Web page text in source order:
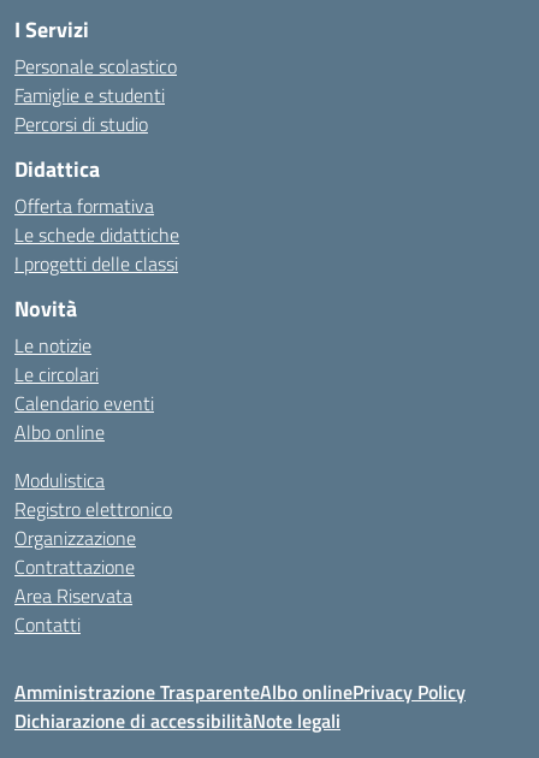
I Servizi
Personale scolastico
Famiglie e studenti
Percorsi di studio
Didattica
Offerta formativa
Le schede didattiche
I progetti delle classi
Novità
Le notizie
Le circolari
Calendario eventi
Albo online
Modulistica
Registro elettronico
Organizzazione
Contrattazione
Area Riservata
Contatti
Amministrazione TrasparenteAlbo onlinePrivacy Policy
Dichiarazione di accessibilitàNote legali